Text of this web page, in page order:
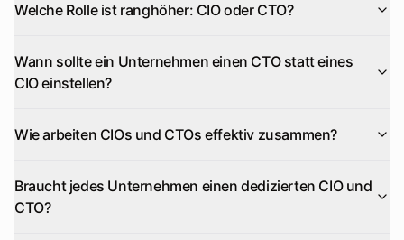
Welche Rolle ist ranghöher: CIO oder CTO?
Wann sollte ein Unternehmen einen CTO statt eines
CIO einstellen?
Wie arbeiten CIOs und CTOs effektiv zusammen?
Braucht jedes Unternehmen einen dedizierten CIO und
CTO?